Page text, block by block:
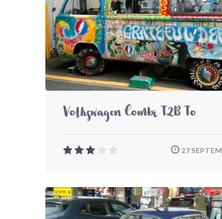
Volkswagen Combi T2B To
27